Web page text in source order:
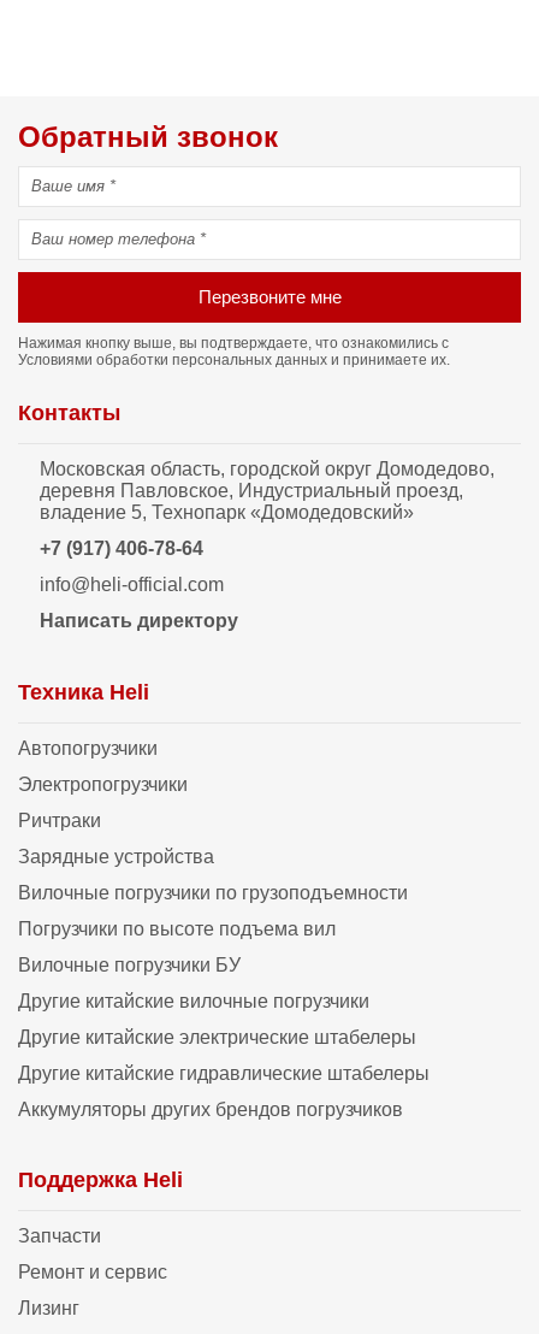
Обратный звонок
Перезвоните мне
Нажимая кнопку выше, вы подтверждаете, что ознакомились с
Условиями обработки персональных данных и принимаете их.
Контакты
Московская область, городской округ Домодедово,
деревня Павловское, Индустриальный проезд,
владение 5, Технопарк «Домодедовский»
+7 (917) 406-78-64
info@heli-official.com
Написать директору
Техника Heli
Автопогрузчики
Электропогрузчики
Ричтраки
Зарядные устройства
Вилочные погрузчики по грузоподъемности
Погрузчики по высоте подъема вил
Вилочные погрузчики БУ
Другие китайские вилочные погрузчики
Другие китайские электрические штабелеры
Другие китайские гидравлические штабелеры
Аккумуляторы других брендов погрузчиков
Поддержка Heli
Запчасти
Ремонт и сервис
Лизинг